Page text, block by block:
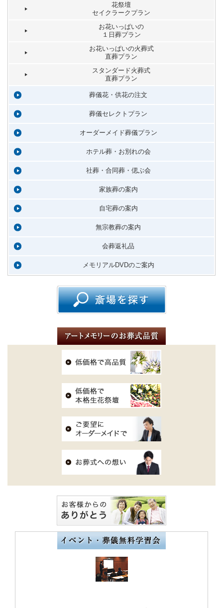
花祭壇
セイクラークプラン
お花いっぱいの
１日葬プラン
お花いっぱいの火葬式
直葬プラン
スタンダード火葬式
直葬プラン
葬儀花・供花の注文
葬儀セレクトプラン
オーダーメイド葬儀プラン
ホテル葬・お別れの会
社葬・合同葬・偲ぶ会
家族葬の案内
自宅葬の案内
無宗教葬の案内
会葬返礼品
メモリアルDVDのご案内